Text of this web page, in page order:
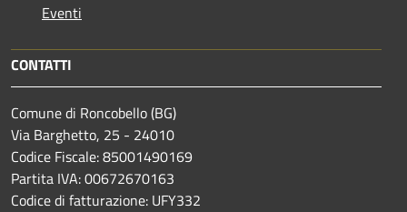
Eventi
CONTATTI
Comune di Roncobello (BG)
Via Barghetto, 25 - 24010
Codice Fiscale: 85001490169
Partita IVA: 00672670163
Codice di fatturazione: UFY332